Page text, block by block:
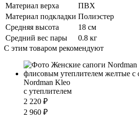
Материал верха
ПВХ
Материал подкладки Полиэстер
Средняя высота
18 см
Средний вес пары
0.8 кг
С этим товаром рекомендуют
Nordman Kleo
с утеплителем
2 220 ₽
2 960 ₽